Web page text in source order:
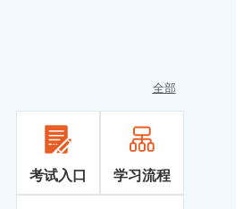
全部
考试入口 学习流程